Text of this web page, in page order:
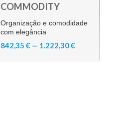
COMMODITY
Organização e comodidade
com elegância
842,35 € — 1.222,30 €